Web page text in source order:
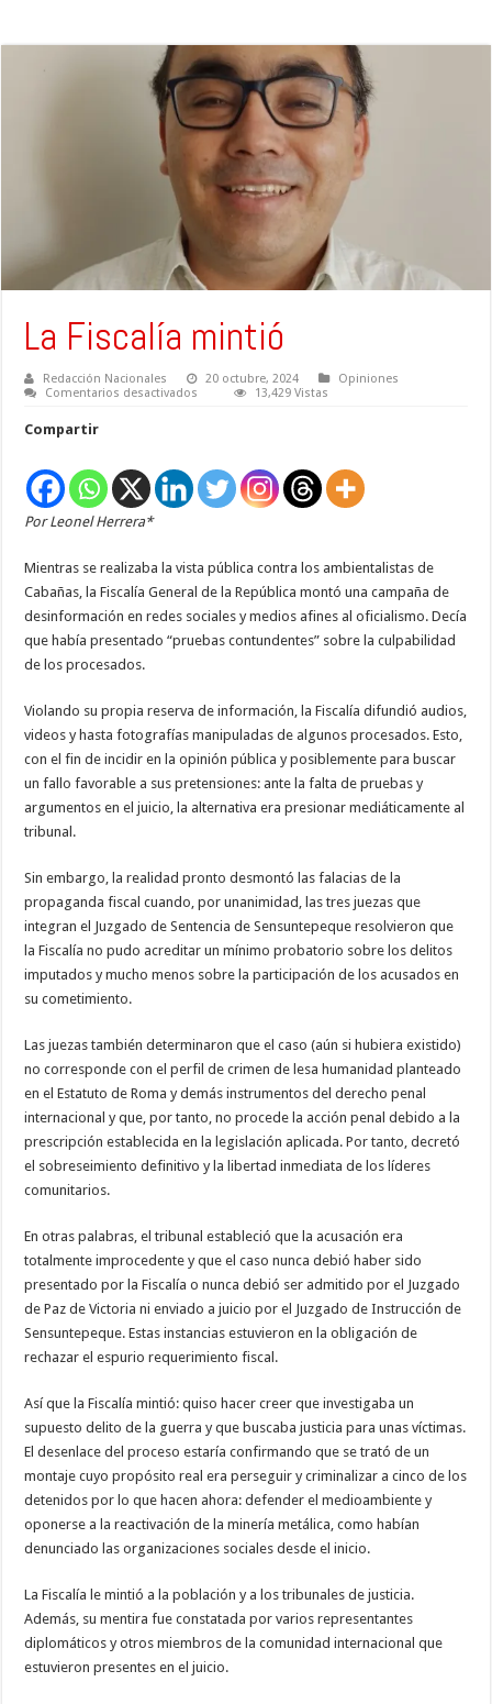
La Fiscalía mintió
Redacción Nacionales 20 octubre, 2024
Opiniones
Comentarios desactivados
13,429 Vistas
Compartir
Por Leonel Herrera*
Mientras se realizaba la vista pública contra los ambientalistas de
Cabañas, la Fiscalía General de la República montó una campaña de
desinformación en redes sociales y medios afines al oficialismo. Decía
que había presentado “pruebas contundentes” sobre la culpabilidad
de los procesados.
Violando su propia reserva de información, la Fiscalía difundió audios,
videos y hasta fotografías manipuladas de algunos procesados. Esto,
con el fin de incidir en la opinión pública y posiblemente para buscar
un fallo favorable a sus pretensiones: ante la falta de pruebas y
argumentos en el juicio, la alternativa era presionar mediáticamente al
tribunal.
Sin embargo, la realidad pronto desmontó las falacias de la
propaganda fiscal cuando, por unanimidad, las tres juezas que
integran el Juzgado de Sentencia de Sensuntepeque resolvieron que
la Fiscalía no pudo acreditar un mínimo probatorio sobre los delitos
imputados y mucho menos sobre la participación de los acusados en
su cometimiento.
Las juezas también determinaron que el caso (aún si hubiera existido)
no corresponde con el perfil de crimen de lesa humanidad planteado
en el Estatuto de Roma y demás instrumentos del derecho penal
internacional y que, por tanto, no procede la acción penal debido a la
prescripción establecida en la legislación aplicada. Por tanto, decretó
el sobreseimiento definitivo y la libertad inmediata de los líderes
comunitarios.
En otras palabras, el tribunal estableció que la acusación era
totalmente improcedente y que el caso nunca debió haber sido
presentado por la Fiscalía o nunca debió ser admitido por el Juzgado
de Paz de Victoria ni enviado a juicio por el Juzgado de Instrucción de
Sensuntepeque. Estas instancias estuvieron en la obligación de
rechazar el espurio requerimiento fiscal.
Así que la Fiscalía mintió: quiso hacer creer que investigaba un
supuesto delito de la guerra y que buscaba justicia para unas víctimas.
El desenlace del proceso estaría confirmando que se trató de un
montaje cuyo propósito real era perseguir y criminalizar a cinco de los
detenidos por lo que hacen ahora: defender el medioambiente y
oponerse a la reactivación de la minería metálica, como habían
denunciado las organizaciones sociales desde el inicio.
La Fiscalía le mintió a la población y a los tribunales de justicia.
Además, su mentira fue constatada por varios representantes
diplomáticos y otros miembros de la comunidad internacional que
estuvieron presentes en el juicio.